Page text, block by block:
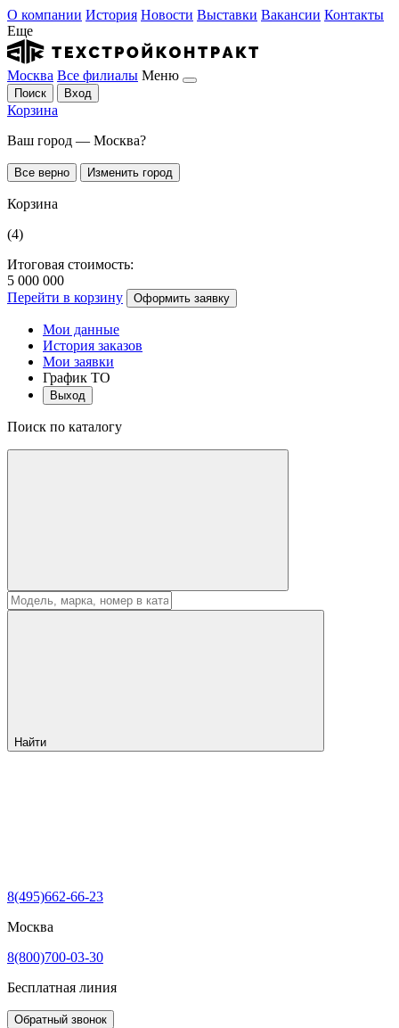
О компании История Новости Выставки Вакансии Контакты
Еще
Москва Все филиалы Меню
Поиск Вход
Корзина
Ваш город — Москва?
Все верно Изменить город
Корзина
(4)
Итоговая стоимость:
5 000 000
Перейти в корзину
Оформить заявку
Мои данные
История заказов
Мои заявки
График ТО
Выход
Поиск по каталогу
Найти
8(495)662-66-23
Москва
8(800)700-03-30
Бесплатная линия
Обратный звонок